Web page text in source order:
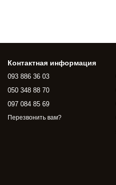
Контактная информация
093 886 36 03
050 348 88 70
097 084 85 69
Перезвонить вам?